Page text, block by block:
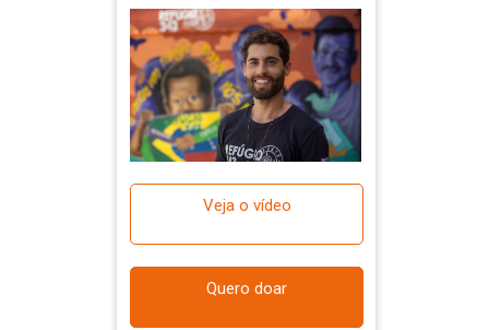
Veja o vídeo
Quero doar